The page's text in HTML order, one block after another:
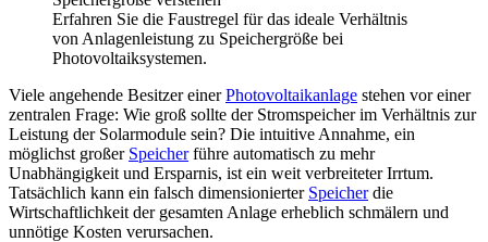
Erfahren Sie die Faustregel für das ideale Verhältnis
von Anlagenleistung zu Speichergröße bei
Photovoltaiksystemen.
Viele angehende Besitzer einerPhotovoltaikanlage stehen vor einer
zentralen Frage: Wie groß sollte der Stromspeicher im Verhältnis zur
Leistung der Solarmodule sein? Die intuitive Annahme, ein
möglichst großer Speicherführe automatisch zu mehr
Unabhängigkeit und Ersparnis, ist ein weit verbreiteter Irrtum.
Tatsächlich kann ein falsch dimensionierter Speicherdie
Wirtschaftlichkeit der gesamten Anlage erheblich schmälern und
unnötige Kosten verursachen.